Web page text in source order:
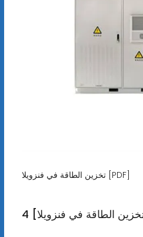
تخزين الطاقة في فنزويلا [PDF]
الطاقة في فنزويلا]